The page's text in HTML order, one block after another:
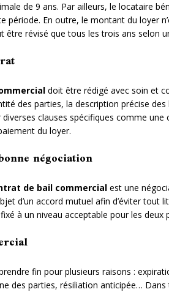
de 9 ans. Par ailleurs, le locataire
période. En outre, le montant du loyer
être révisé que tous les trois ans selon
doit être rédigé avec soin et
des parties, la description précise
clauses spécifiques comme une
du loyer.
négociation
de bail commercial est une
d’un accord mutuel afin d’éviter tout
à un niveau acceptable pour les deux
fin pour plusieurs raisons :
des parties, résiliation anticipée…